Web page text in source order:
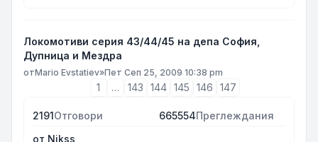
Локомотиви серия 43/44/45 на депа София,
Дупница и Мездра
отMario Evstatiev»Пет Сеп 25, 2009 10:38 pm
1 … 143 144 145 146 147
2191Отговори 665554Преглеждания
от Nikss